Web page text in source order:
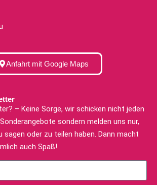
Anfahrt mit Google Maps
– Keine Sorge, wir schicken nicht jeden
sondern melden uns nur,
sagen oder zu teilen haben. Dann macht
auch Spaß!